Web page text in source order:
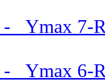
Ymax 7-
Ymax 6-